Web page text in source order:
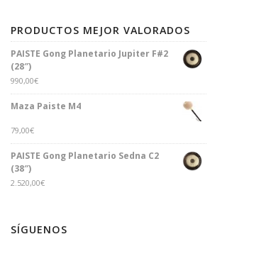
PRODUCTOS MEJOR VALORADOS
PAISTE Gong Planetario Jupiter F#2
(28″)
990,00€
Maza Paiste M4
79,00€
PAISTE Gong Planetario Sedna C2
(38″)
2.520,00€
SÍGUENOS